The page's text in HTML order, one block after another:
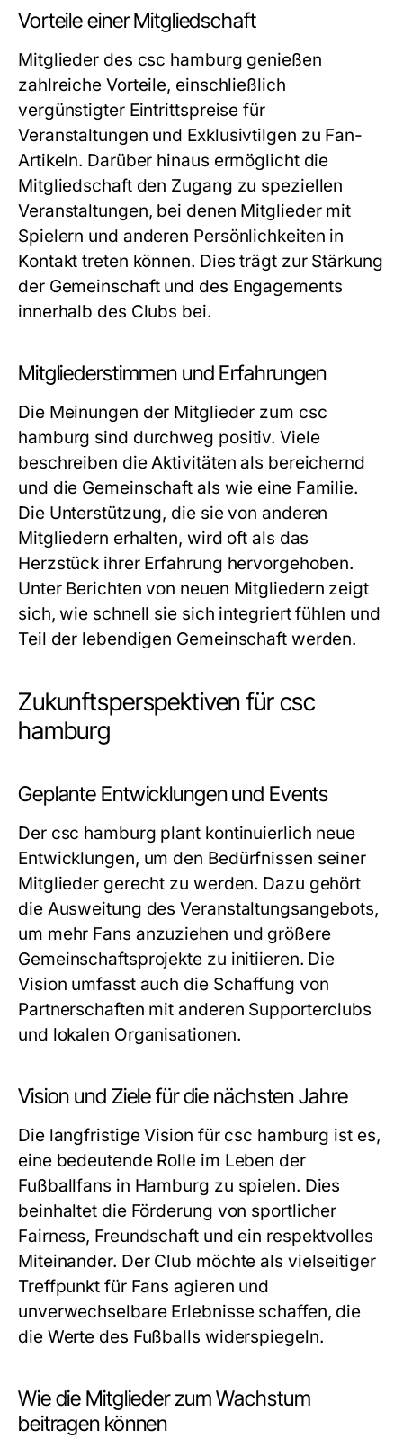
Vorteile einer Mitgliedschaft
Mitglieder des csc hamburg genießen
zahlreiche Vorteile, einschließlich
vergünstigter Eintrittspreise für
Veranstaltungen und Exklusivtilgen zu Fan-
Artikeln. Darüber hinaus ermöglicht die
Mitgliedschaft den Zugang zu speziellen
Veranstaltungen, bei denen Mitglieder mit
Spielern und anderen Persönlichkeiten in
Kontakt treten können. Dies trägt zur Stärkung
der Gemeinschaft und des Engagements
innerhalb des Clubs bei.
Mitgliederstimmen und Erfahrungen
Die Meinungen der Mitglieder zum csc
hamburg sind durchweg positiv. Viele
beschreiben die Aktivitäten als bereichernd
und die Gemeinschaft als wie eine Familie.
Die Unterstützung, die sie von anderen
Mitgliedern erhalten, wird oft als das
Herzstück ihrer Erfahrung hervorgehoben.
Unter Berichten von neuen Mitgliedern zeigt
sich, wie schnell sie sich integriert fühlen und
Teil der lebendigen Gemeinschaft werden.
Zukunftsperspektiven für csc
hamburg
Geplante Entwicklungen und Events
Der csc hamburg plant kontinuierlich neue
Entwicklungen, um den Bedürfnissen seiner
Mitglieder gerecht zu werden. Dazu gehört
die Ausweitung des Veranstaltungsangebots,
um mehr Fans anzuziehen und größere
Gemeinschaftsprojekte zu initiieren. Die
Vision umfasst auch die Schaffung von
Partnerschaften mit anderen Supporterclubs
und lokalen Organisationen.
Vision und Ziele für die nächsten Jahre
Die langfristige Vision für csc hamburg ist es,
eine bedeutende Rolle im Leben der
Fußballfans in Hamburg zu spielen. Dies
beinhaltet die Förderung von sportlicher
Fairness, Freundschaft und ein respektvolles
Miteinander. Der Club möchte als vielseitiger
Treffpunkt für Fans agieren und
unverwechselbare Erlebnisse schaffen, die
die Werte des Fußballs widerspiegeln.
Wie die Mitglieder zum Wachstum
beitragen können